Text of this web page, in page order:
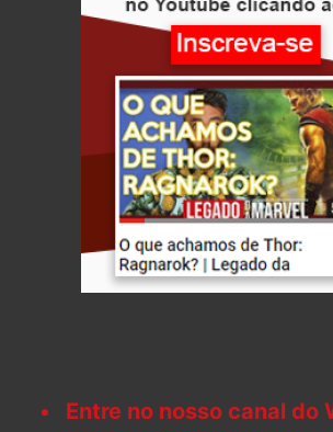
Entre no nosso canal do